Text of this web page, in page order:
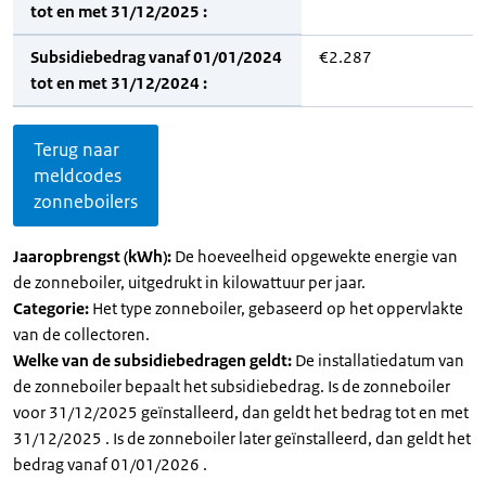
tot en met 31/12/2025 :
Subsidiebedrag vanaf 01/01/2024
tot en met 31/12/2024 :
€2.287
Terug naar
meldcodes
zonneboilers
Jaaropbrengst (kWh): De hoeveelheid opgewekte energie van
de zonneboiler, uitgedrukt in kilowattuur per jaar.
Categorie: Het type zonneboiler, gebaseerd op het oppervlakte
van de collectoren.
Welke van de subsidiebedragen geldt: De installatiedatum van
de zonneboiler bepaalt het subsidiebedrag. Is de zonneboiler
voor 31/12/2025 geïnstalleerd, dan geldt het bedrag tot en met
31/12/2025 . Is de zonneboiler later geïnstalleerd, dan geldt het
bedrag vanaf 01/01/2026 .